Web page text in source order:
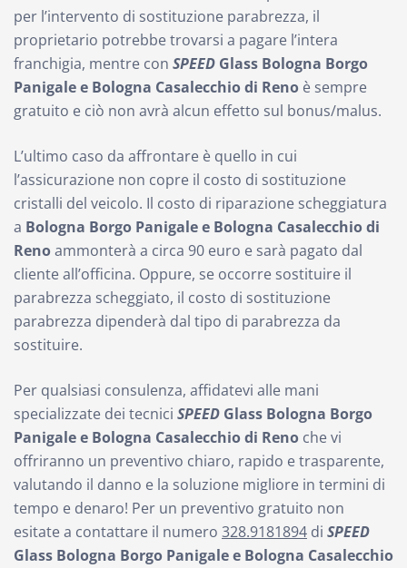
per l’intervento di sostituzione parabrezza, il
proprietario potrebbe trovarsi a pagare l’intera
franchigia, mentre con SPEED Glass Bologna Borgo
Panigale e Bologna Casalecchio di Reno è sempre
gratuito e ciò non avrà alcun effetto sul bonus/malus.
L’ultimo caso da affrontare è quello in cui
l’assicurazione non copre il costo di sostituzione
cristalli del veicolo. Il costo di riparazione scheggiatura
a Bologna Borgo Panigale e Bologna Casalecchio di
Renoammonterà a circa 90 euro e sarà pagato dal
cliente all’officina. Oppure, se occorre sostituire il
parabrezza scheggiato, il costo di sostituzione
parabrezza dipenderà dal tipo di parabrezza da
sostituire.
Per qualsiasi consulenza, affidatevi alle mani
specializzate dei tecnici SPEED Glass Bologna Borgo
Panigale e Bologna Casalecchio di Reno che vi
offriranno un preventivo chiaro, rapido e trasparente,
valutando il danno e la soluzione migliore in termini di
tempo e denaro! Per un preventivo gratuito non
esitate a contattare il numero 328.9181894 di SPEED
Glass Bologna Borgo Panigale e Bologna Casalecchio